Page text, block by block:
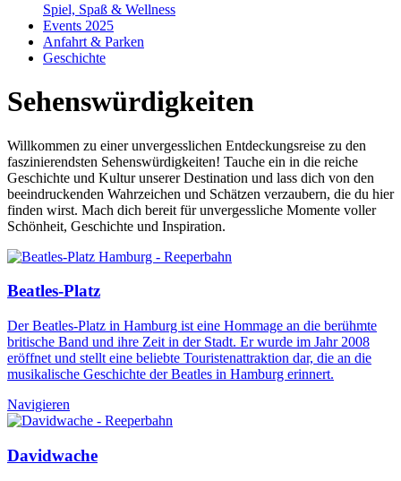
Spiel, Spaß & Wellness
Events 2025
Anfahrt & Parken
Geschichte
Sehenswürdigkeiten
Willkommen zu einer unvergesslichen Entdeckungsreise zu den
faszinierendsten Sehenswürdigkeiten! Tauche ein in die reiche
Geschichte und Kultur unserer Destination und lass dich von den
beeindruckenden Wahrzeichen und Schätzen verzaubern, die du hier
finden wirst. Mach dich bereit für unvergessliche Momente voller
Schönheit, Geschichte und Inspiration.
Beatles-Platz
Der Beatles-Platz in Hamburg ist eine Hommage an die berühmte
britische Band und ihre Zeit in der Stadt. Er wurde im Jahr 2008
eröffnet und stellt eine beliebte Touristenattraktion dar, die an die
musikalische Geschichte der Beatles in Hamburg erinnert.
Navigieren
Davidwache